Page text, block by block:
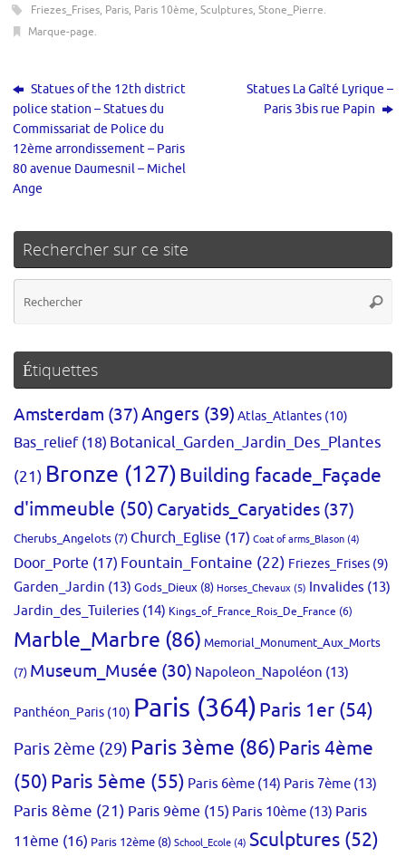
Friezes_Frises, Paris, Paris 10ème, Sculptures, Stone_Pierre.
Marque-page.
Statues of the 12th district
police station – Statues du
Commissariat de Police du
12ème arrondissement – Paris
80 avenue Daumesnil – Michel
Ange
Statues La Gaîté Lyrique –
Paris 3bis rue Papin
Rechercher sur ce site
Étiquettes
Amsterdam (37)Angers (39) Atlas_Atlantes (10)
Bas_relief(18) Botanical_Garden_Jardin_Des_Plantes
(21) Bronze (127)Building facade_Façade
d'immeuble (50) Caryatids_Caryatides (37)
Cherubs_Angelots (7) Church_Eglise (17) Coat of arms_Blason (4)
Door_Porte (17) Fountain_Fontaine (22) Friezes_Frises (9)
Garden_Jardin (13) Gods_Dieux (8) Horses_Chevaux (5) Invalides (13)
Jardin_des_Tuileries (14) Kings_of_France_Rois_De_France (6)
Marble_Marbre (86) Memorial_Monument_Aux_Morts
(7) Museum_Musée (30) Napoleon_Napoléon (13)
Panthéon_Paris (10) Paris (364)Paris 1er (54)
Paris 2ème (29) Paris 3ème (86)Paris 4ème
(50)Paris 5ème (55) Paris 6ème (14) Paris 7ème (13)
Paris 8ème (21) Paris 9ème (15) Paris 10ème (13) Paris
11ème (16) Paris 12ème (8) School_Ecole (4) Sculptures (52)